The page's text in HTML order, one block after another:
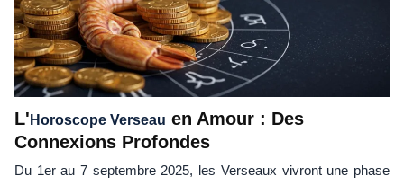
L' Horoscope Verseau en Amour : Des
Connexions Profondes
Du 1er au 7 septembre 2025, les Verseaux vivront une phase